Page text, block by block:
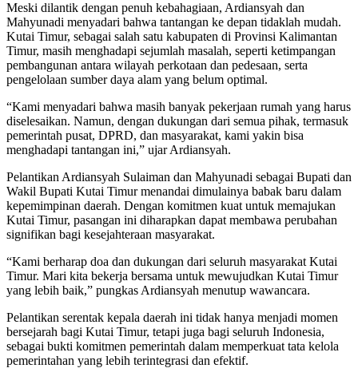
Meski dilantik dengan penuh kebahagiaan, Ardiansyah dan
Mahyunadi menyadari bahwa tantangan ke depan tidaklah mudah.
Kutai Timur, sebagai salah satu kabupaten di Provinsi Kalimantan
Timur, masih menghadapi sejumlah masalah, seperti ketimpangan
pembangunan antara wilayah perkotaan dan pedesaan, serta
pengelolaan sumber daya alam yang belum optimal.
“Kami menyadari bahwa masih banyak pekerjaan rumah yang harus
diselesaikan. Namun, dengan dukungan dari semua pihak, termasuk
pemerintah pusat, DPRD, dan masyarakat, kami yakin bisa
menghadapi tantangan ini,” ujar Ardiansyah.
Pelantikan Ardiansyah Sulaiman dan Mahyunadi sebagai Bupati dan
Wakil Bupati Kutai Timur menandai dimulainya babak baru dalam
kepemimpinan daerah. Dengan komitmen kuat untuk memajukan
Kutai Timur, pasangan ini diharapkan dapat membawa perubahan
signifikan bagi kesejahteraan masyarakat.
“Kami berharap doa dan dukungan dari seluruh masyarakat Kutai
Timur. Mari kita bekerja bersama untuk mewujudkan Kutai Timur
yang lebih baik,” pungkas Ardiansyah menutup wawancara.
Pelantikan serentak kepala daerah ini tidak hanya menjadi momen
bersejarah bagi Kutai Timur, tetapi juga bagi seluruh Indonesia,
sebagai bukti komitmen pemerintah dalam memperkuat tata kelola
pemerintahan yang lebih terintegrasi dan efektif.